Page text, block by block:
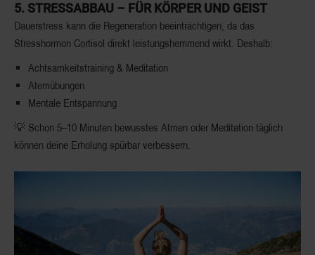
5. STRESSABBAU – FÜR KÖRPER UND GEIST
Dauerstress kann die Regeneration beeinträchtigen, da das
Stresshormon Cortisol direkt leistungshemmend wirkt. Deshalb:
Achtsamkeitstraining & Meditation
Atemübungen
Mentale Entspannung
💡 Schon 5–10 Minuten bewusstes Atmen oder Meditation täglich
können deine Erholung spürbar verbessern.